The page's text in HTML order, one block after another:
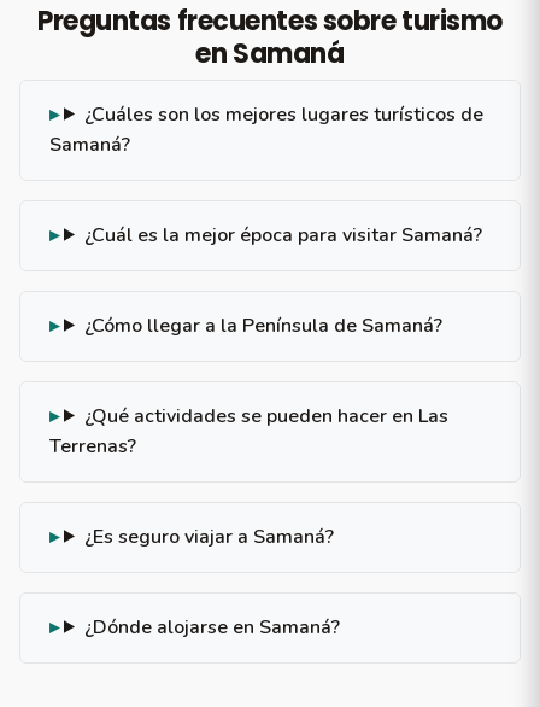
Preguntas frecuentes sobre turismo
en Samaná
¿Cuáles son los mejores lugares turísticos de
Samaná?
¿Cuál es la mejor época para visitar Samaná?
¿Cómo llegar a la Península de Samaná?
¿Qué actividades se pueden hacer en Las
Terrenas?
¿Es seguro viajar a Samaná?
¿Dónde alojarse en Samaná?